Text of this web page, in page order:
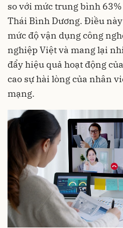
so với mức trung bình 63%
Thái Bình Dương. Điều
mức độ vận dụng công
nghiệp Việt và mang lại
đẩy hiệu quả hoạt động
cao sự hài lòng của nhân
mạng.